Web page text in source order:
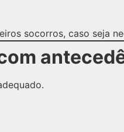
socorros, caso seja